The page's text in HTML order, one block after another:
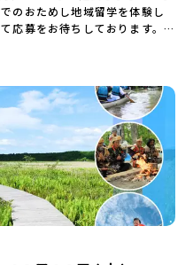
す。名 称：一般財団法人地
立：2017年3月代表者：岩本
東本町二丁目25-6 みらい
c-platform.or.jp/お問い
info@miratabi.jp「おためし
を公式LINEにて配信中！ぜひ
LINE
答お申し込み：https://c-
会でも、お気軽にどうぞ！
「どんな体験ができるの？」
なさんの素朴な疑問にスタッ
質問も可能ですので、ぜひご
い。▼お申し込み前に必ずご
グラムへの参加申し込みいた
約」への同意が必須となりま
加者決定についてお申込みい
り日から1週間を目途に、お申
レス宛に「当選／落選メー
メールに記載された「当選確
き、確認フォームの提出をも
取り消しとさせていただきま
ン研修」をご案内する予定で
場所・時間】7月28日(火)
にとかち帯広空港に到着する
】7月30日(木) 15：00頃 とか
空港を出発する便で手配くだ
【宿泊先】大樹町ワーキング
度)で宿泊いただく予定です。
る費用のうち、以下の内容が
・プログラム内のアクティビテ
用は参加者のご負担となりま
産代や自由時間の個人飲食費
名（お申し込み多数の場合は
込み多数の場合は、締め切り
月7日(木)12：00 から 6月4日
は一生の思い出になるはず！
に出会う3日間。熱気あふれる
？体験のおすすめポイント体
PM）「オリエンテーショ
び！」 -心をほぐして、出水
なで夕食」「1日目の振り返り
のオープンスクールに参
学校のことを深く知る・もの
実際に体験する -ものづくり
灯りをともす「みんなで
＞（AM）「3日間の振り返り
） 13:00頃 解散（出水駅）
グラムを変更する場合がござ
た方には7月7日(火) 18:30-
のおためし地域留学を体験し
応募をお待ちしております。
った」という方も、この機会
都合により締め切りを早める
ださい！＜体験費・宿泊費が
界でここでしかできない「自
フト」を楽しんでみません
がある！」「その地域にしか
地元以外の暮らしや文化が気
んな中学生のみなさんにおす
日本全国約200の高校と連携し
ることができる「地域みらい
す。はじめてでも安心！現地
たします。今回のフィールド
）」岩手県八幡平市（はちま